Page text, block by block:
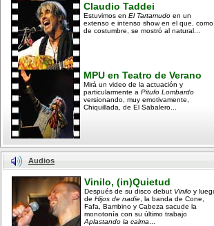
Claudio Taddei
Estuvimos en El Tartamudo en un
extenso e intenso show en el que, como
de costumbre, se mostró al natural...
MPU en Teatro de Verano
Mirá un video de la actuación y
particularmente a Pitufo Lombardo
versionando, muy emotivamente,
Chiquillada, de El Sabalero...
Audios
Vinilo, (in)Quietud
Después de su disco debut Vinilo y
de Hijos de nadie , la banda de Cone,
Fafa, Bambino y Cabeza sacude la
monotonía con su último trabajo
Aplastando la calma